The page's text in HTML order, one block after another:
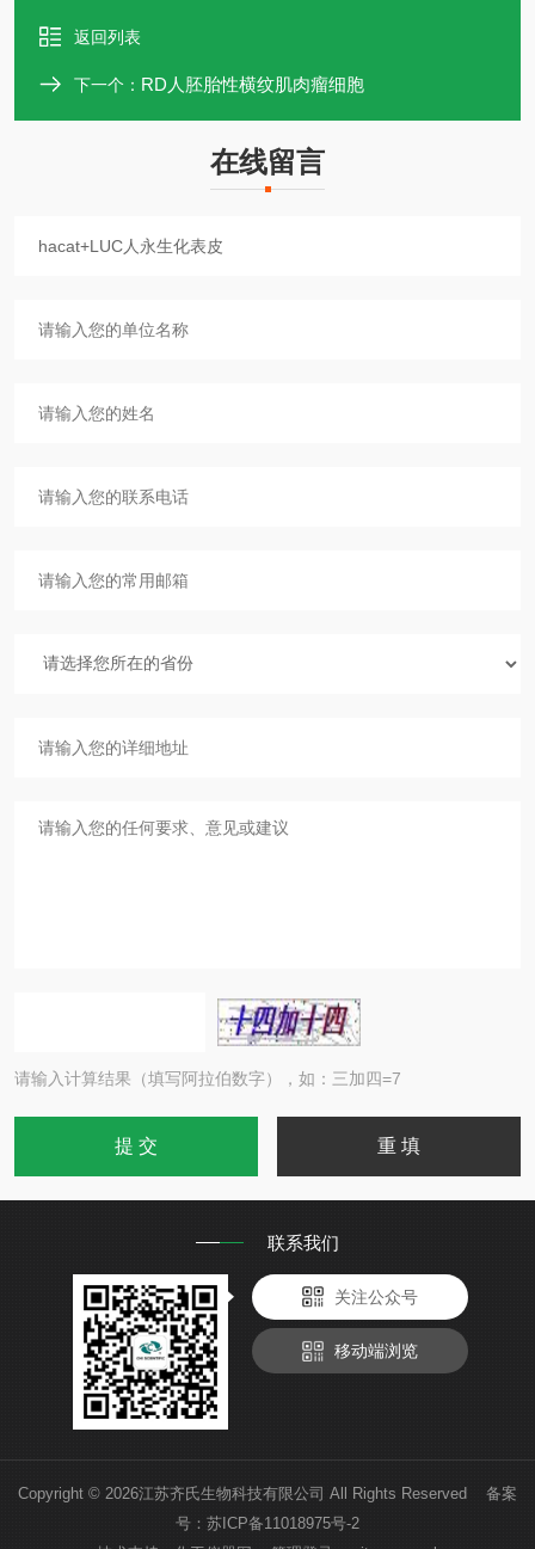
返回列表
下一个： RD人胚胎性横纹肌肉瘤细胞
在线留言
请输入计算结果（填写阿拉伯数字），如：三加四=7
联系我们
关注公众号
移动端浏览
Copyright © 2026江苏齐氏生物科技有限公司 All Rights Reserved 备案
号： 苏ICP备11018975号-2